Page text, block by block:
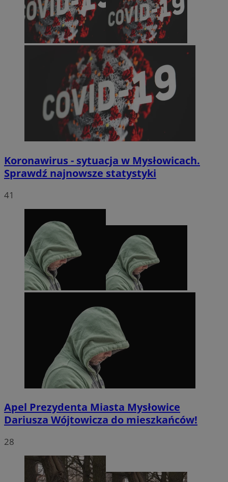
Koronawirus - sytuacja w Mysłowicach.
Sprawdź najnowsze statystyki
41
Apel Prezydenta Miasta Mysłowice
Dariusza Wójtowicza do mieszkańców!
28